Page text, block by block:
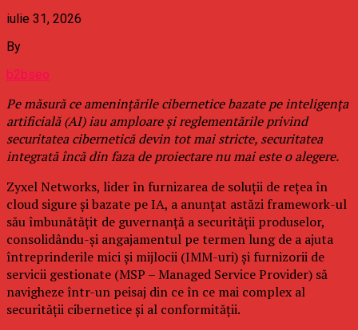
iulie 31, 2026
By
b2bseo
Pe măsură ce amenințările cibernetice bazate pe inteligența
artificială (AI) iau amploare și reglementările privind
securitatea cibernetică devin tot mai stricte, securitatea
integrată încă din faza de proiectare nu mai este o alegere.
Zyxel Networks, lider în furnizarea de soluții de rețea în
cloud sigure și bazate pe IA, a anunțat astăzi framework-ul
său îmbunătățit de guvernanță a securității produselor,
consolidându-și angajamentul pe termen lung de a ajuta
întreprinderile mici și mijlocii (IMM-uri) și furnizorii de
servicii gestionate (MSP – Managed Service Provider) să
navigheze într-un peisaj din ce în ce mai complex al
securității cibernetice și al conformității.